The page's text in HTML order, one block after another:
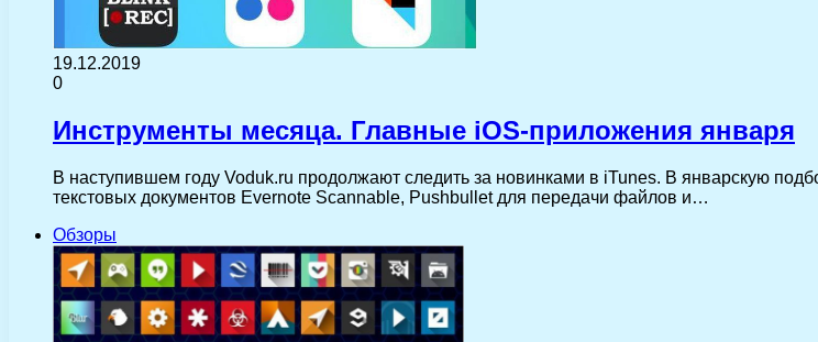
19.12.2019
0
Инструменты месяца. Главные iOS-приложения января
В наступившем году Voduk.ru продолжают следить за новинками в iTunes. В январскую
текстовых документов Evernote Scannable, Pushbullet для передачи файлов и…
Обзоры